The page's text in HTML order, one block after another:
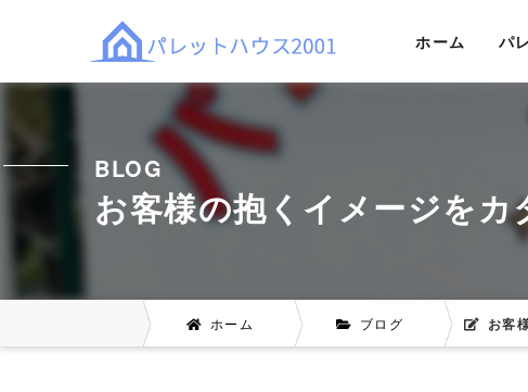
ホーム パ
お客様の抱くイメージを
BLOG
ホーム ブログ お客